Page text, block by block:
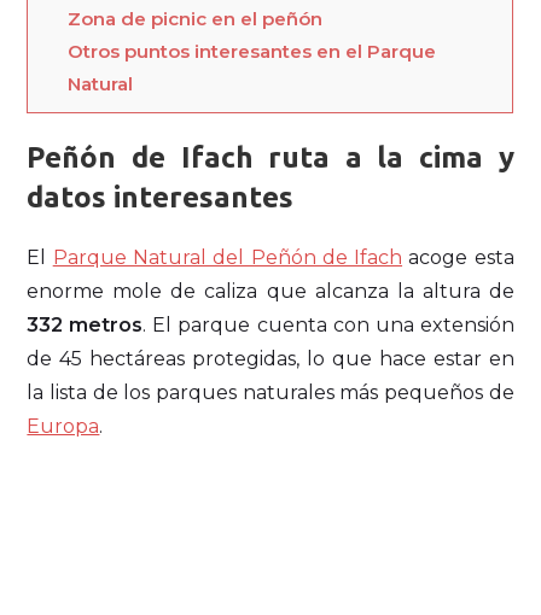
Zona de picnic en el peñón
Otros puntos interesantes en el Parque
Natural
Peñón de Ifach ruta a la cima y
datos interesantes
El Parque Natural del Peñón de Ifach acoge esta
enorme mole de caliza que alcanza la altura de
332 metros. El parque cuenta con una extensión
de 45 hectáreas protegidas, lo que hace estar en
la lista de los parques naturales más pequeños de
Europa.